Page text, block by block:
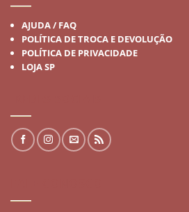
AJUDA / FAQ
POLÍTICA DE TROCA E DEVOLUÇÃO
POLÍTICA DE PRIVACIDADE
LOJA SP